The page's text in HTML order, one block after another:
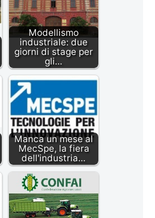
Modellismo
industriale: due
giorni di stage per
gli…
Manca un mese al
MecSpe, la fiera
dell'industria…